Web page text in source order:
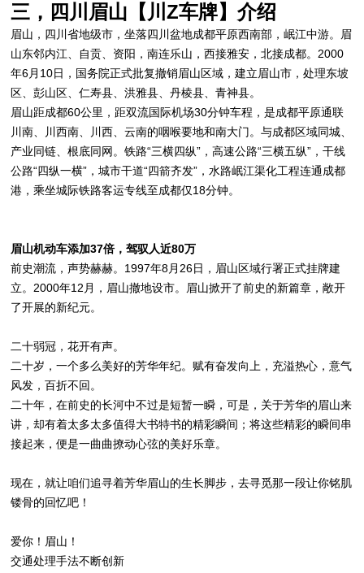
三，四川眉山【川Z车牌】介绍
眉山，四川省地级市，坐落四川盆地成都平原西南部，岷江中游。眉
山东邻内江、自贡、资阳，南连乐山，西接雅安，北接成都。2000
年6月10日，国务院正式批复撤销眉山区域，建立眉山市，处理东坡
区、彭山区、仁寿县、洪雅县、丹棱县、青神县。
眉山距成都60公里，距双流国际机场30分钟车程，是成都平原通联
川南、川西南、川西、云南的咽喉要地和南大门。与成都区域同城、
产业同链、根底同网。铁路“三横四纵”，高速公路“三横五纵”，干线
公路“四纵一横”，城市干道“四箭齐发”，水路岷江渠化工程连通成都
港，乘坐城际铁路客运专线至成都仅18分钟。
眉山机动车添加37倍，驾驭人近80万
前史潮流，声势赫赫。1997年8月26日，眉山区域行署正式挂牌建
立。2000年12月，眉山撤地设市。眉山掀开了前史的新篇章，敞开
了开展的新纪元。
二十弱冠，花开有声。
二十岁，一个多么美好的芳华年纪。赋有奋发向上，充溢热心，意气
风发，百折不回。
二十年，在前史的长河中不过是短暂一瞬，可是，关于芳华的眉山来
讲，却有着太多太多值得大书特书的精彩瞬间；将这些精彩的瞬间串
接起来，便是一曲曲撩动心弦的美好乐章。
现在，就让咱们追寻着芳华眉山的生长脚步，去寻觅那一段让你铭肌
镂骨的回忆吧！
爱你！眉山！
交通处理手法不断创新